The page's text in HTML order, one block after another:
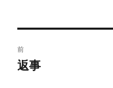
稿
前
前
返事